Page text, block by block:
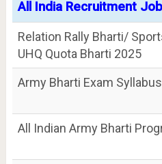
All India Recruitment
Relation Rally Bharti/
UHQ Quota Bharti 2025
Army Bharti Exam
All Indian Army Bharti